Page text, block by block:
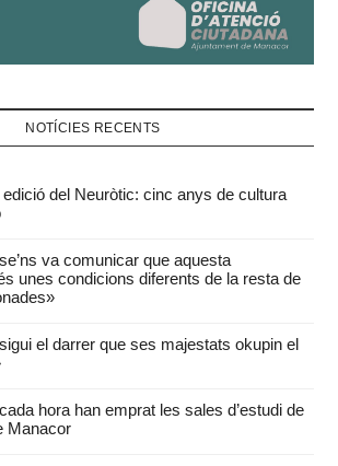
NOTÍCIES RECENTS
del Neuròtic: cinc anys de cultura
va comunicar que aquesta
unes condicions diferents de la resta de
el darrer que ses majestats okupin el
hora han emprat les sales d’estudi de
Manacor